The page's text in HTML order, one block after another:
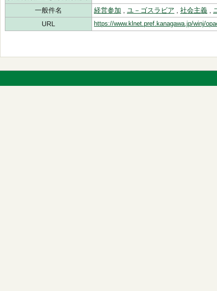
一般件名
経営参加 ユ－ゴスラビア 社会主義
URL
https://www.klnet.pref.kanagawa.jp/winj/